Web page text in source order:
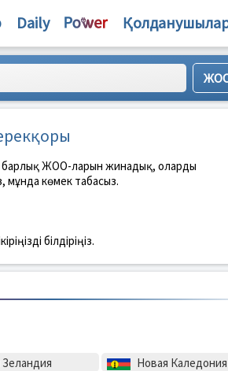
Daily
барлық ЖОО-ларын жинадық, оларды
мұнда көмек табасыз.
білдіріңіз.
Новая Каледония